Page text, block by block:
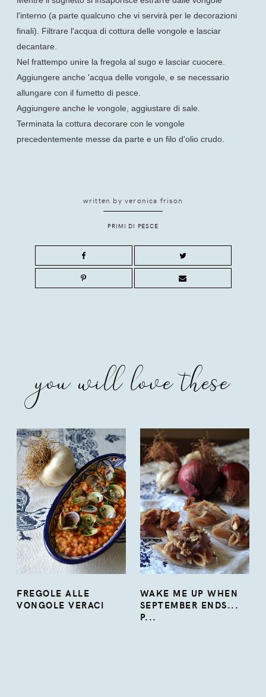
l'interno (a parte qualcuno che vi servirà per le decorazioni
finali). Filtrare l'acqua di cottura delle vongole e lasciar
decantare.
Nel frattempo unire la fregola al sugo e lasciar cuocere.
Aggiungere anche 'acqua delle vongole, e se necessario
allungare con il fumetto di pesce.
Aggiungere anche le vongole, aggiustare di sale.
Terminata la cottura decorare con le vongole
precedentemente messe da parte e un filo d'olio crudo.
written byveronica frison
PRIMI DI PESCE
you will love these
FREGOLE ALLE
VONGOLE VERACI
WAKE ME UP WHEN
SEPTEMBER ENDS...
P...